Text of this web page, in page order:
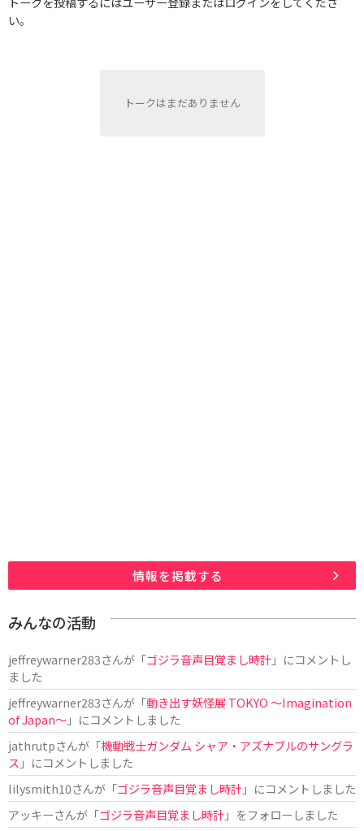
い。
トークはまだありません
情報を掲載する
みんなの活動
jeffreywarner283さんが「ゴジラ音声目覚まし時計」にコメントし
ました
jeffreywarner283さんが「動き出す妖怪展 TOKYO 〜Imagination
of Japan〜」にコメントしました
jathrutpさんが「機動戦士ガンダム シャア・アズナブルのサングラ
ス 」にコメントしました
lilysmith10さんが「ゴジラ音声目覚まし時計」にコメントしました
アッキーさんが「ゴジラ音声目覚まし時計」をフォローしました